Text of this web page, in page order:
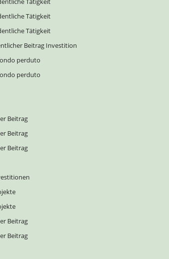
Tätigkeit
Tätigkeit
Beitrag Investition
perduto
perduto
Beitrag
Beitrag
Beitrag
Beitrag
Beitrag